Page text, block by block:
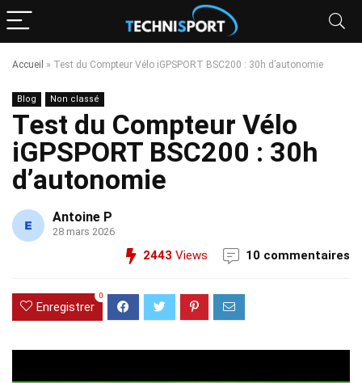
Accueil » Test du Compteur Vélo iGPSPORT BSC200 : 30h d’autonomie
Blog Non classé
Test du Compteur Vélo
iGPSPORT BSC200 : 30h
d’autonomie
Antoine P
28 mars 2026
2443 Views 10 commentaires
Enregistrer
0